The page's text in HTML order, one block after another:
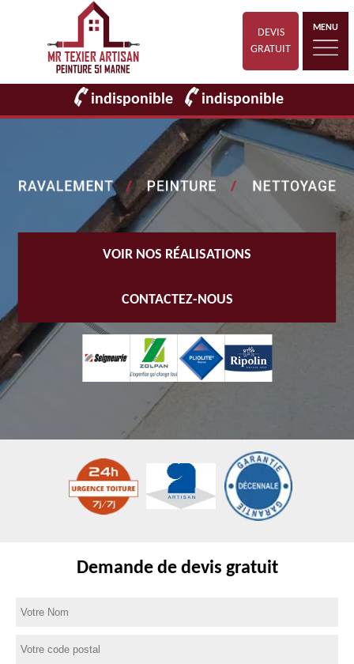
DEVIS
GRATUIT
MENU
indisponible indisponible
VOIR NOS RÉALISATIONS
CONTACTEZ-NOUS
Demande de devis gratuit